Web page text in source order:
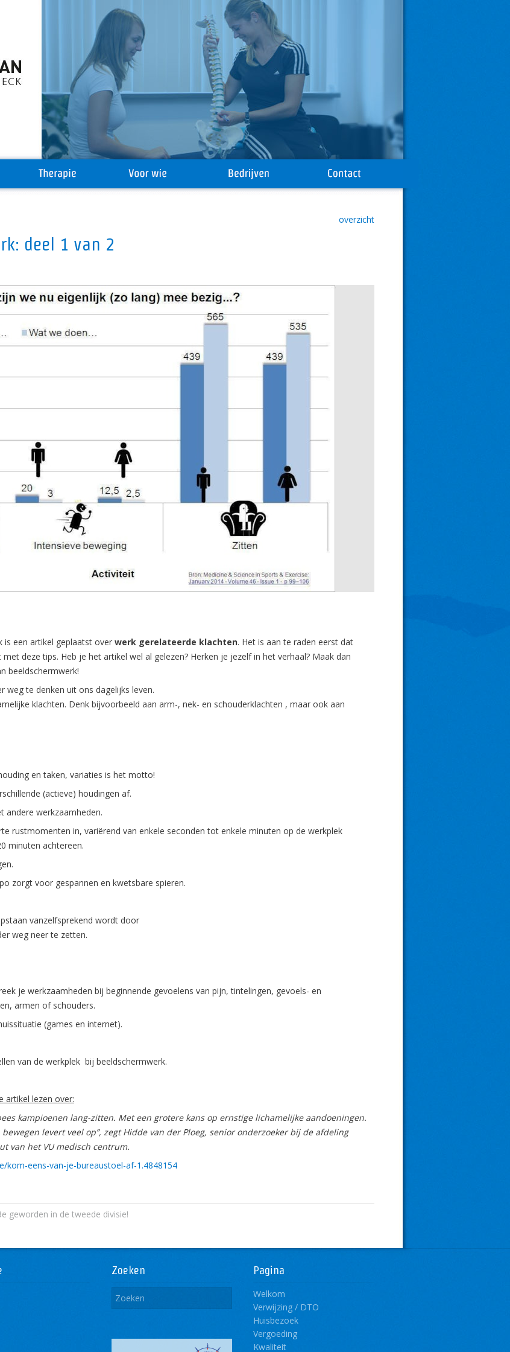
overzicht
deel 1 van 2
is een artikel geplaatst over werk gerelateerde klachten. Het is aan te raden eerst dat
deze tips. Heb je het artikel wel al gelezen? Herken je jezelf in het verhaal? Maak dan
beeldschermwerk!
weg te denken uit ons dagelijks leven.
klachten. Denk bijvoorbeeld aan arm-, nek- en schouderklachten , maar ook aan
en taken, variaties is het motto!
(actieve) houdingen af.
andere werkzaamheden.
rustmomenten in, variërend van enkele seconden tot enkele minuten op de werkplek
minuten achtereen.
zorgt voor gespannen en kwetsbare spieren.
vanzelfsprekend wordt door
weg neer te zetten.
je werkzaamheden bij beginnende gevoelens van pijn, tintelingen, gevoels- en
armen of schouders.
(games en internet).
van de werkplek bij beeldschermwerk.
artikel lezen over:
kampioenen lang-zitten. Met een grotere kans op ernstige lichamelijke aandoeningen.
levert veel op”, zegt Hidde van der Ploeg, senior onderzoeker bij de afdeling
van het VU medisch centrum.
eens-van-je-bureaustoel-af-1.4848154
geworden in de tweede divisie!
Zoeken Pagina
Welkom
Verwijzing / DTO
Huisbezoek
Vergoeding
Kwaliteit